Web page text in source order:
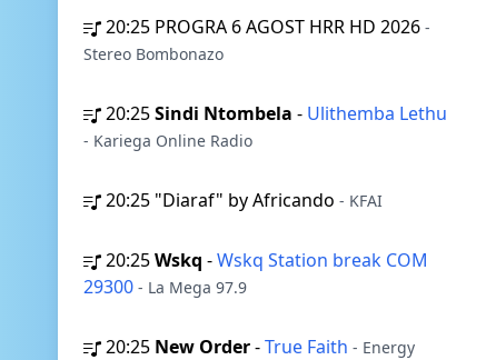
20:25 PROGRA 6 AGOST HRR HD 2026 -
Stereo Bombonazo
20:25Sindi Ntombela - Ulithemba Lethu
- Kariega Online Radio
20:25 "Diaraf" by Africando - KFAI
20:25Wskq -Wskq Station break COM
29300 - La Mega 97.9
20:25 New Order-True Faith - Energy